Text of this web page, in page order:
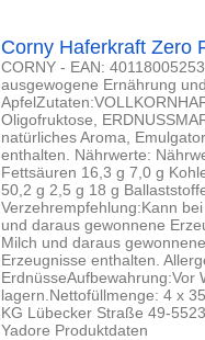
Corny Haferkraft Zero
CORNY - EAN:
ausgewogene Ernährung
Oligofruktose,
natürliches Aroma,
enthalten. Nährwerte:
Fettsäuren 16,3 g 7,0 g
50,2 g 2,5 g 18 g
Verzehrempfehlung:Kann
und daraus gewonnene
Milch und daraus
Erzeugnisse enthalten.
ErdnüsseAufbewahrung:Vor
lagern.Nettofüllmenge: 4 x
KG Lübecker Straße 49-
Yadore Produktdaten